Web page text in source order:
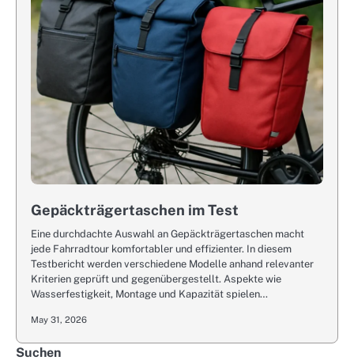
Gepäckträgertaschen im Test
Eine durchdachte Auswahl an Gepäckträgertaschen macht
jede Fahrradtour komfortabler und effizienter. In diesem
Testbericht werden verschiedene Modelle anhand relevanter
Kriterien geprüft und gegenübergestellt. Aspekte wie
Wasserfestigkeit, Montage und Kapazität spielen…
May 31, 2026
Suchen